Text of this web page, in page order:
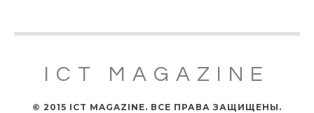
ICT MAGAZINE
© 2015 ICT MAGAZINE. ВСЕ ПРАВА ЗАЩИЩЕНЫ.